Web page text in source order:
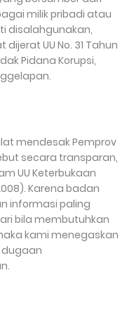
milik pribadi atau
disalahgunakan,
UU No. 31 Tahun
Pidana Korupsi,
mendesak Pemprov
secara transparan,
UU Keterbukaan
Karena badan
informasi paling
bila membutuhkan
kami menegaskan
dugaan